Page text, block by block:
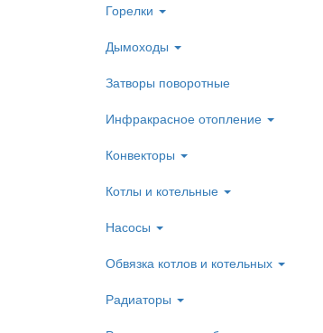
Горелки
Дымоходы
Затворы поворотные
Инфракрасное отопление
Конвекторы
Котлы и котельные
Насосы
Обвязка котлов и котельных
Радиаторы